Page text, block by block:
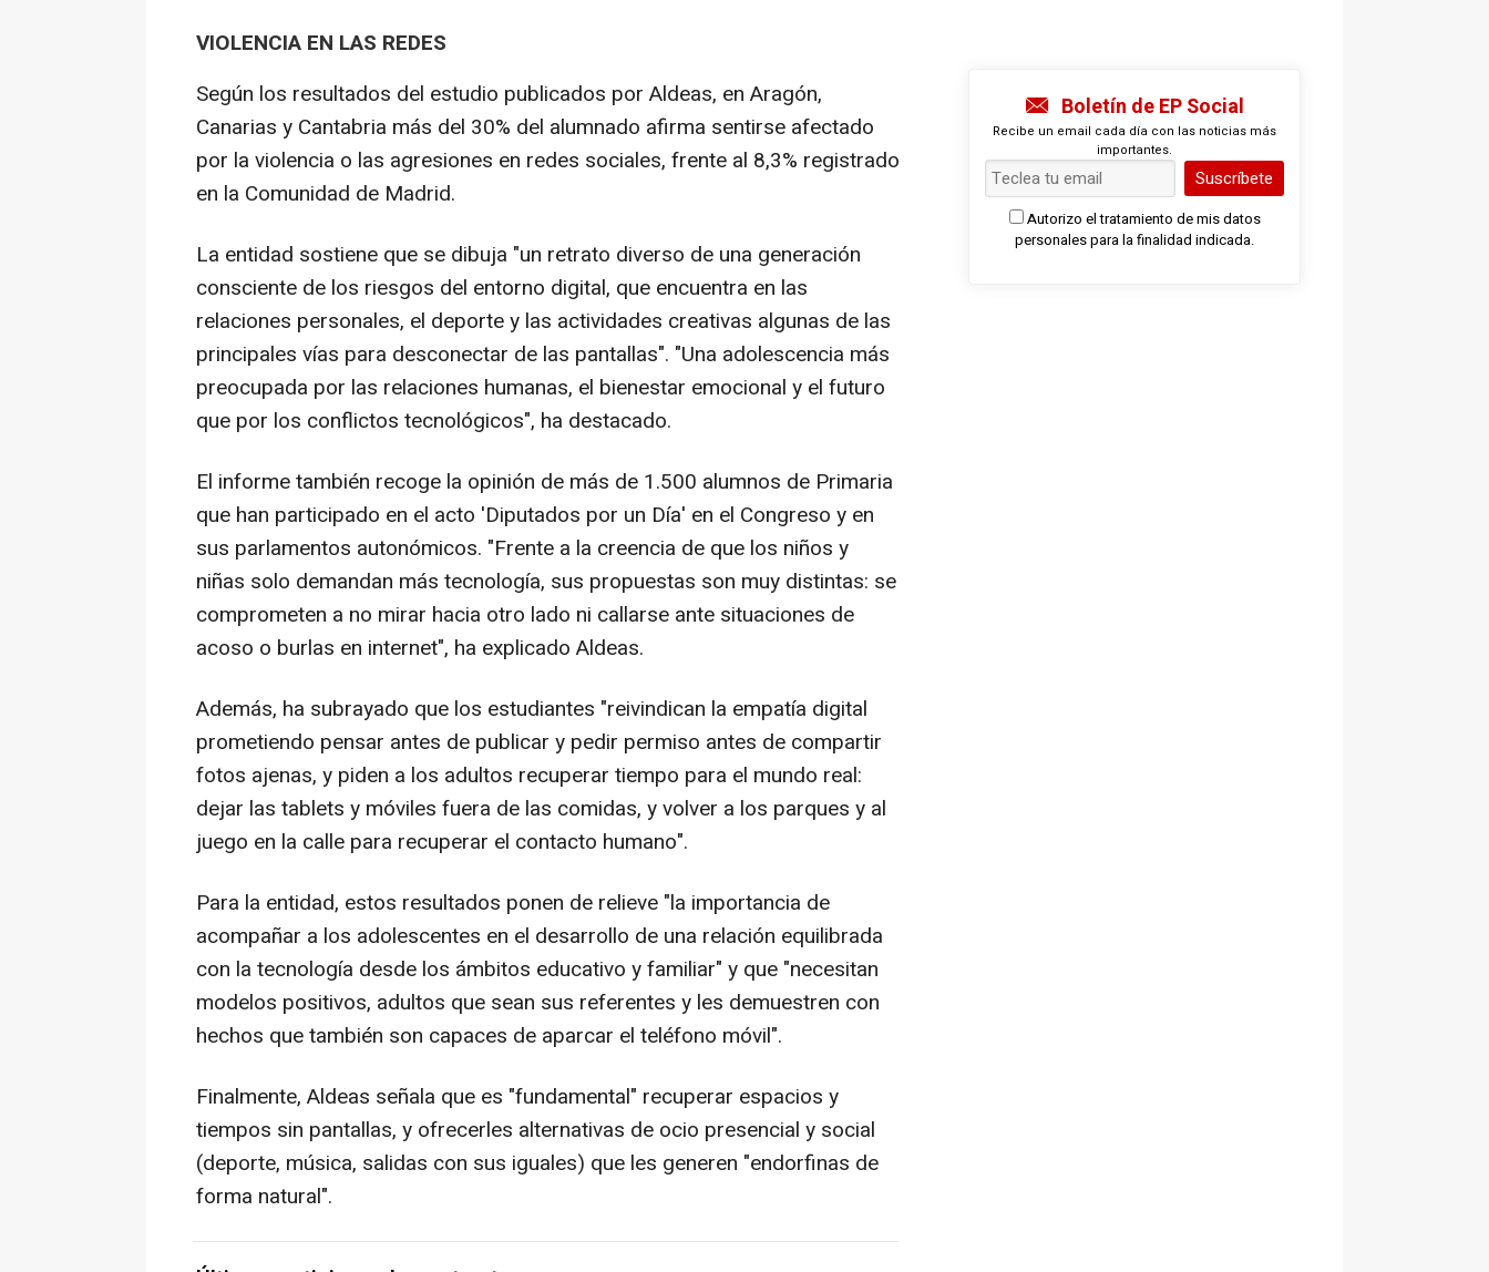
VIOLENCIA EN LAS REDES
Según los resultados del estudio publicados por Aldeas, en Aragón,
Canarias y Cantabria más del 30% del alumnado afirma sentirse afectado
por la violencia o las agresiones en redes sociales, frente al 8,3% registrado
en la Comunidad de Madrid.
La entidad sostiene que se dibuja "un retrato diverso de una generación
consciente de los riesgos del entorno digital, que encuentra en las
relaciones personales, el deporte y las actividades creativas algunas de las
principales vías para desconectar de las pantallas". "Una adolescencia más
preocupada por las relaciones humanas, el bienestar emocional y el futuro
que por los conflictos tecnológicos", ha destacado.
El informe también recoge la opinión de más de 1.500 alumnos de Primaria
que han participado en el acto 'Diputados por un Día' en el Congreso y en
sus parlamentos autonómicos. "Frente a la creencia de que los niños y
niñas solo demandan más tecnología, sus propuestas son muy distintas: se
comprometen a no mirar hacia otro lado ni callarse ante situaciones de
acoso o burlas en internet", ha explicado Aldeas.
Además, ha subrayado que los estudiantes "reivindican la empatía digital
prometiendo pensar antes de publicar y pedir permiso antes de compartir
fotos ajenas, y piden a los adultos recuperar tiempo para el mundo real:
dejar las tablets y móviles fuera de las comidas, y volver a los parques y al
juego en la calle para recuperar el contacto humano".
Para la entidad, estos resultados ponen de relieve "la importancia de
acompañar a los adolescentes en el desarrollo de una relación equilibrada
con la tecnología desde los ámbitos educativo y familiar" y que "necesitan
modelos positivos, adultos que sean sus referentes y les demuestren con
hechos que también son capaces de aparcar el teléfono móvil".
Finalmente, Aldeas señala que es "fundamental" recuperar espacios y
tiempos sin pantallas, y ofrecerles alternativas de ocio presencial y social
(deporte, música, salidas con sus iguales) que les generen "endorfinas de
forma natural".
Boletín de EP Social
Recibe un email cada día con las noticias más
importantes.
Suscríbete
Autorizo el tratamiento de mis datos
personales para la finalidad indicada.